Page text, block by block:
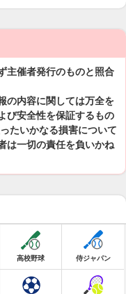
主催者発行のものと照合
の内容に関しては万全を
び安全性を保証するもの
たいかなる損害について
は一切の責任を負いかね
高校野球 侍ジャパン